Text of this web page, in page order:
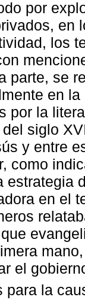
por
en
los
parte, se
en
por la
siglo
y entre
como
estrategia
en el
el
para la